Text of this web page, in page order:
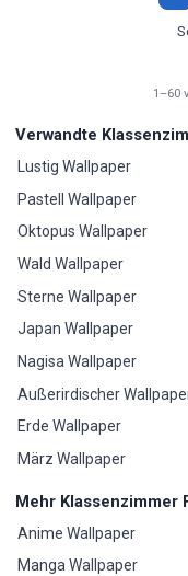
1–60
Verwandte
Lustig Wallpaper
Pastell Wallpaper
Oktopus Wallpaper
Wald Wallpaper
Sterne Wallpaper
Japan Wallpaper
Nagisa Wallpaper
Außerirdischer
Erde Wallpaper
März Wallpaper
Mehr Klassenzimmer
Anime Wallpaper
Manga Wallpaper